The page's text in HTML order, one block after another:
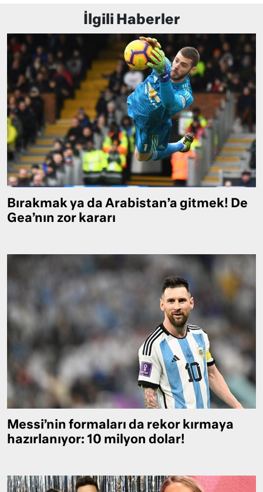
İlgili Haberler
Bırakmak ya da Arabistan’a gitmek! De
Gea’nın zor kararı
Messi’nin formaları da rekor kırmaya
hazırlanıyor: 10 milyon dolar!